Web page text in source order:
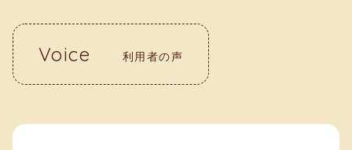
Voice 利用者の声